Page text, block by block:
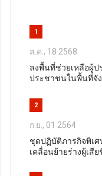
1
ส.ค., 18 2568
ลงพื้นที่ช่วยเหลือผู้ป
ประชาชนในพื้นที่จั
2
ก.ย., 01 2564
ชุดปฏิบัติภารกิจพิเศ
เคลื่อนย้ายร่างผู้เสี